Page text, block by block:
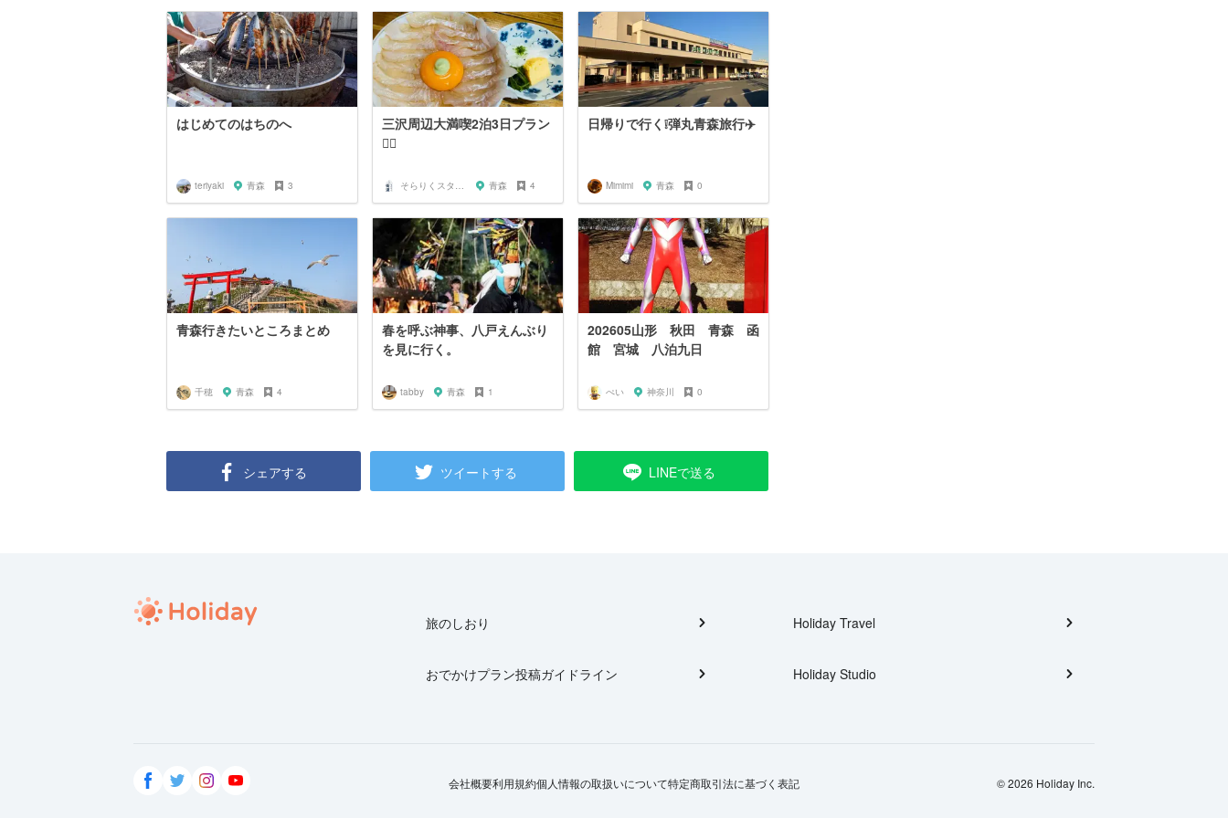
はじめてのはちのへ
teriyaki 青森 3
三沢周辺大満喫2泊3日プラン
🙆‍♀️
そらりくスタッフ 青森 4
日帰りで行く❕弾丸青森旅行✈️
Mimimi 青森 0
青森行きたいところまとめ
千穂 青森 4
春を呼ぶ神事、八戸えんぶり
を見に行く。
tabby 青森 1
202605山形 秋田 青森 函
館 宮城 八泊九日
ぺい 神奈川 0
シェアする ツイートする LINEで送る
旅のしおり
おでかけプラン投稿ガイドライン
Holiday Travel
Holiday Studio
会社概要利用規約個人情報の取扱いについて特定商取引法に基づく表記 © 2026 Holiday Inc.